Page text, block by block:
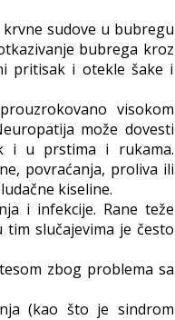
sudove u bubregu
bubrega kroz
pritisak i otekle šake i
visokom
može dovesti
i u prstima i rukama.
povraćanja, proliva ili
kiseline.
i infekcije. Rane teže
tim slučajevima je često
zbog problema sa
(kao što je sindrom